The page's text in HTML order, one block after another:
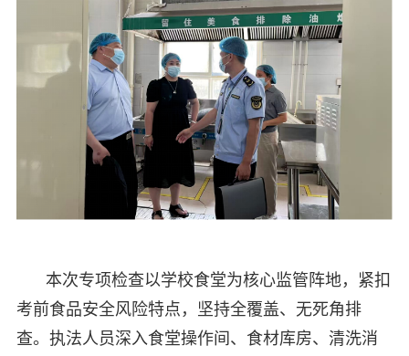
本次专项检查以学校食堂为核心监管阵地，紧扣
考前食品安全风险特点，坚持全覆盖、无死角排
查。执法人员深入食堂操作间、食材库房、清洗消